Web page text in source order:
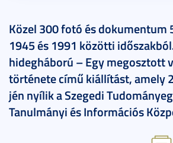
Közel 300 fotó és dokumentum
1945 és 1991 közötti
hidegháború – Egy megosztott
története című kiállítást, amely
jén nyílik a Szegedi
Tanulmányi és Információs